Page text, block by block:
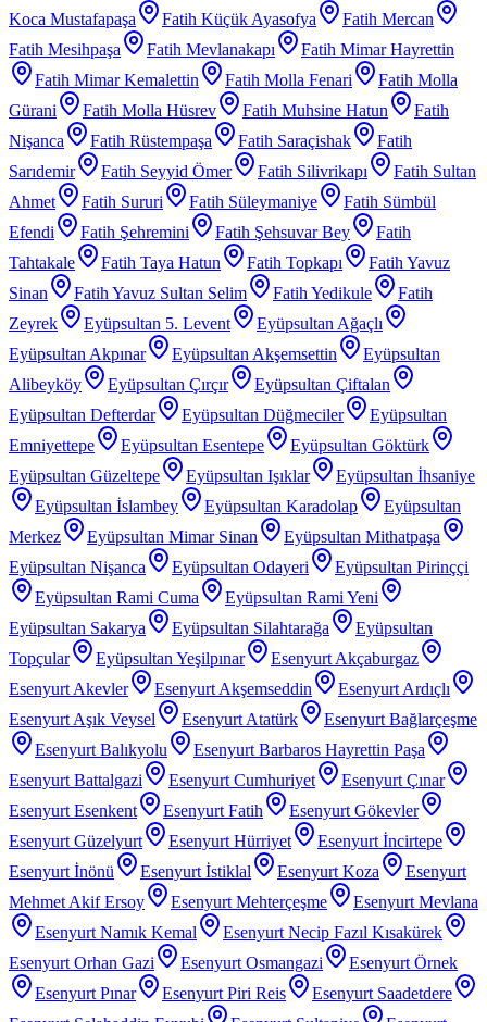
Koca Mustafapaşa Fatih Küçük Ayasofya
Fatih Mercan
Fatih Mesihpaşa
Fatih Mevlanakapı
Fatih Mimar Hayrettin
Fatih Mimar Kemalettin
Fatih Molla Fenari
Fatih Molla
Gürani
Fatih Molla Hüsrev Fatih Muhsine Hatun
Fatih
Nişanca
Fatih Rüstempaşa Fatih Saraçishak
Fatih
Sarıdemir
Fatih Seyyid Ömer Fatih Silivrikapı
Fatih Sultan
Ahmet
Fatih Sururi Fatih Süleymaniye
Fatih Sümbül
Efendi
Fatih Şehremini Fatih Şehsuvar Bey
Fatih
Tahtakale
Fatih Taya Hatun Fatih Topkapı
Fatih Yavuz
Sinan
Fatih Yavuz Sultan Selim Fatih Yedikule
Fatih
Zeyrek
Eyüpsultan 5. Levent
Eyüpsultan Ağaçlı
Eyüpsultan Akpınar
Eyüpsultan Akşemsettin
Eyüpsultan
Alibeyköy
Eyüpsultan Çırçır
Eyüpsultan Çiftalan
Eyüpsultan Defterdar
Eyüpsultan Düğmeciler
Eyüpsultan
Emniyettepe
Eyüpsultan Esentepe
Eyüpsultan Göktürk
Eyüpsultan Güzeltepe
Eyüpsultan Işıklar
Eyüpsultan İhsaniye
Eyüpsultan İslambey
Eyüpsultan Karadolap
Eyüpsultan
Merkez
Eyüpsultan Mimar Sinan
Eyüpsultan Mithatpaşa
Eyüpsultan Nişanca
Eyüpsultan Odayeri
Eyüpsultan Pirinççi
Eyüpsultan Rami Cuma
Eyüpsultan Rami Yeni
Eyüpsultan Sakarya
Eyüpsultan Silahtarağa
Eyüpsultan
Topçular
Eyüpsultan Yeşilpınar
Esenyurt Akçaburgaz
Esenyurt Akevler
Esenyurt Akşemseddin
Esenyurt Ardıçlı
Esenyurt Aşık Veysel
Esenyurt Atatürk
Esenyurt Bağlarçeşme
Esenyurt Balıkyolu
Esenyurt Barbaros Hayrettin Paşa
Esenyurt Battalgazi
Esenyurt Cumhuriyet
Esenyurt Çınar
Esenyurt Esenkent
Esenyurt Fatih
Esenyurt Gökevler
Esenyurt Güzelyurt
Esenyurt Hürriyet
Esenyurt İncirtepe
Esenyurt İnönü
Esenyurt İstiklal Esenyurt Koza
Esenyurt
Mehmet Akif Ersoy
Esenyurt Mehterçeşme
Esenyurt Mevlana
Esenyurt Namık Kemal
Esenyurt Necip Fazıl Kısakürek
Esenyurt Orhan Gazi
Esenyurt Osmangazi
Esenyurt Örnek
Esenyurt Pınar
Esenyurt Piri Reis
Esenyurt Saadetdere